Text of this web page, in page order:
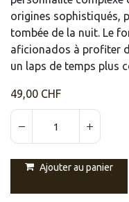
origines sophistiqués,
tombée de la nuit. Le
aficionados à profiter
un laps de temps plus
49,00 CHF
Ajouter au panier